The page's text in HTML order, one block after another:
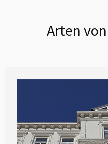
Arten von